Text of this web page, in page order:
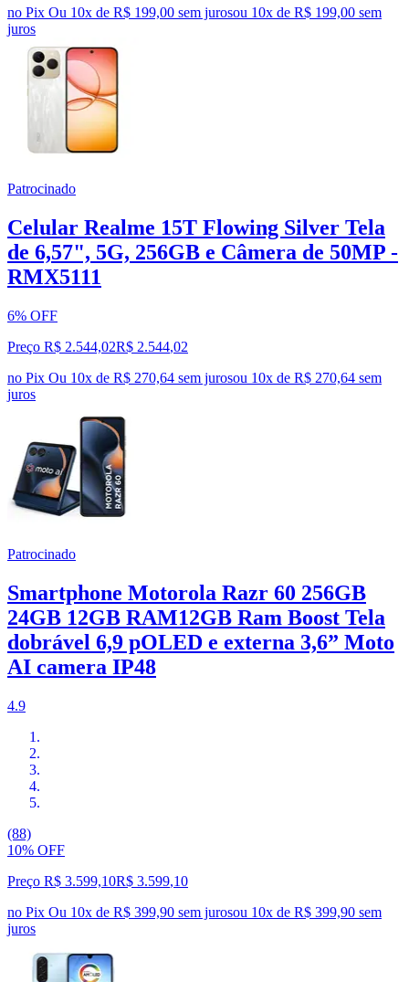
no Pix Ou 10x de R$ 199,00 sem jurosou 10x de R$ 199,00 sem
juros
Patrocinado
Celular Realme 15T Flowing Silver Tela
de 6,57", 5G, 256GB e Câmera de 50MP -
RMX5111
6% OFF
Preço R$ 2.544,02R$ 2.544,02
no Pix Ou 10x de R$ 270,64 sem jurosou 10x de R$ 270,64 sem
juros
Patrocinado
Smartphone Motorola Razr 60 256GB
24GB 12GB RAM12GB Ram Boost Tela
dobrável 6,9 pOLED e externa 3,6” Moto
AI camera IP48
4.9
(88)
10% OFF
Preço R$ 3.599,10R$ 3.599,10
no Pix Ou 10x de R$ 399,90 sem jurosou 10x de R$ 399,90 sem
juros